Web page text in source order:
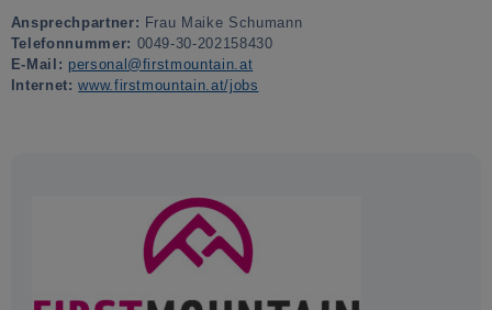
Ansprechpartner: Frau Maike Schumann
Telefonnummer: 0049-30-202158430
E-Mail: personal@firstmountain.at
Internet:www.firstmountain.at/jobs